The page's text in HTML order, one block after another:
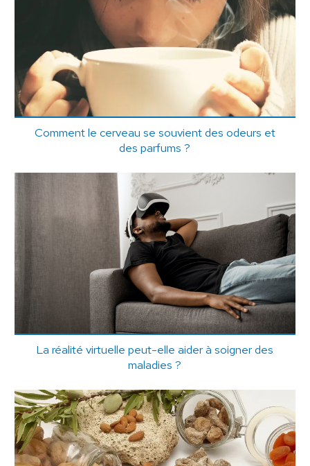
Comment le cerveau se souvient des odeurs et
des parfums ?
La réalité virtuelle peut-elle aider à soigner des
maladies ?